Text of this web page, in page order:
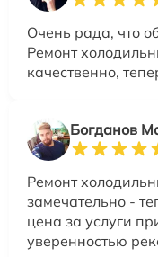
Очень рада, что
Ремонт
качественно,
Богданов
Ремонт
замечательно -
цена за услуги
уверенностью